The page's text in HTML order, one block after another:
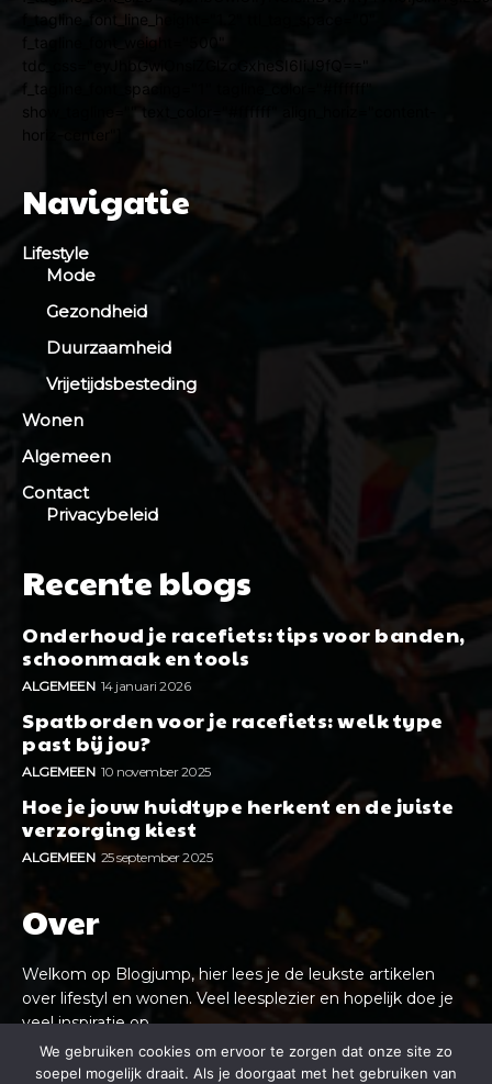
f_tagline_font_line_height="1.2" ttl_tag_space="0"
f_tagline_font_weight="500"
tdc_css="eyJhbGwiOnsiZGlzcGxheSI6IiJ9fQ=="
f_tagline_font_spacing="1" tagline_color="#ffffff"
show_tagline="" text_color="#ffffff" align_horiz="content-
Navigatie
Lifestyle
Mode
Gezondheid
Duurzaamheid
Vrijetijdsbesteding
Wonen
Algemeen
Contact
Privacybeleid
Recente blogs
Onderhoud je racefiets: tips voor banden,
schoonmaak en tools
ALGEMEEN 14 januari 2026
Spatborden voor je racefiets: welk type
past bij jou?
ALGEMEEN 10 november 2025
Hoe je jouw huidtype herkent en de juiste
verzorging kiest
ALGEMEEN 25 september 2025
Over
Welkom op Blogjump, hier lees je de leukste artikelen
over lifestyl en wonen. Veel leesplezier en hopelijk doe je
veel inspiratie op.
We gebruiken cookies om ervoor te zorgen dat onze site zo
soepel mogelijk draait. Als je doorgaat met het gebruiken van